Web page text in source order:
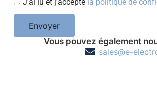
Envoyer
Vous pouvez également
sales@e-